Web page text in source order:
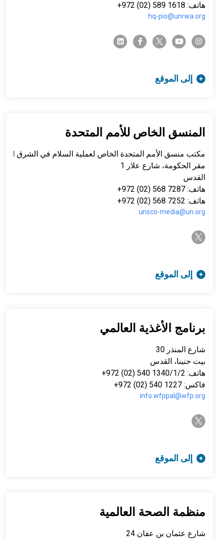
هاتف: 1618 589 (02) 972+
hq-pio@unrwa.org
instagram
youtube
twitter-x
facebook-f
linkedin
إلى الموقع
المنسق الخاص للأمم المتحدة
مكتب منسق الأمم المتحدة الخاص لعملية السلام في الشرق
مقر الحكومة، شارع علار 1
القدس
هاتف: 7287 568 (02) 972+
هاتف: 7252 568 (02) 972+
unsco-media@un.org
twitter-x
إلى الموقع
برنامج الأغذية العالمي
شارع المنذر 30
بيت حنينا، القدس
هاتف: 1340/1/2 540 (02) 972+
فاكس: 1227 540 (02) 972+
info.wfppal@wfp.org
twitter-x
إلى الموقع
منظمة الصحة العالمية
شارع عثمان بن عفان 24